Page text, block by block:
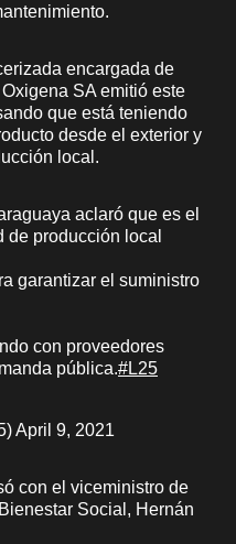
encargada de
SA emitió este
que está teniendo
desde el exterior y
local.
aclaró que es el
producción local
garantizar el suministro
con proveedores
pública.#L25
April 9, 2021
con el viceministro de
Social, Hernán